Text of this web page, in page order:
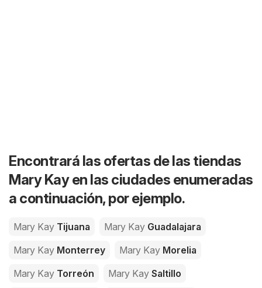
Encontrará las ofertas de las tiendas
Mary Kay en las ciudades enumeradas
a continuación, por ejemplo.
Mary Kay Tijuana Mary Kay Guadalajara
Mary Kay Monterrey Mary Kay Morelia
Mary Kay Torreón Mary Kay Saltillo